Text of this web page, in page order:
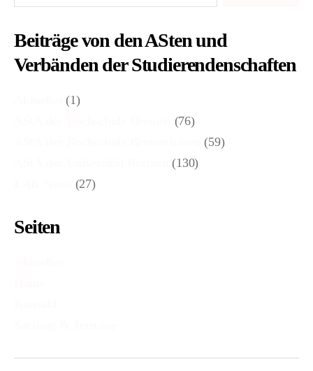
Beiträge von den ASten und
Verbänden der Studierendenschaften
(1)
(76)
(59)
(130)
(27)
Seiten